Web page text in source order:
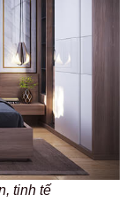
tinh tế